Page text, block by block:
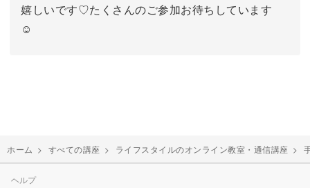
嬉しいです♡たくさんのご参加お待ちしています
☺
ホーム > すべての講座 > ライフスタイルのオンライン教室・通信講座 >
ヘルプ